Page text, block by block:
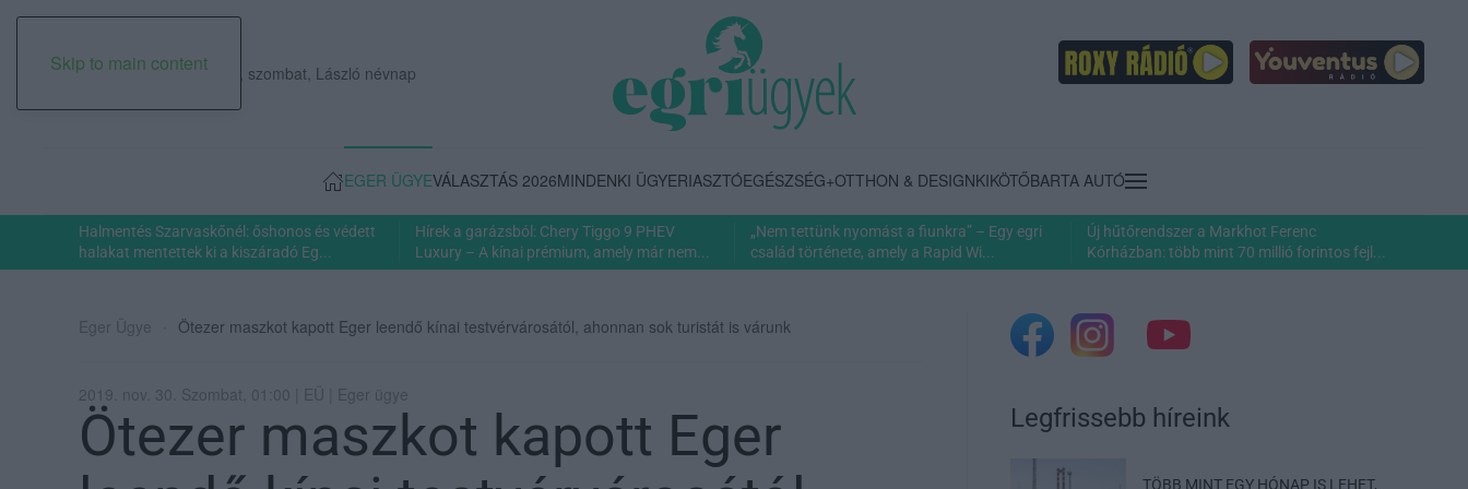
Skip to main content
2026. augusztus 08., szombat, László névnap
EGER ÜGYEVÁLASZTÁS 2026MINDENKI ÜGYERIASZTÓEGÉSZSÉG+OTTHON & DESIGNKIKÖTŐBARTA AUTÓ
Halmentés Szarvaskőnél: őshonos és védett
halakat mentettek ki a kiszáradó Eg...
Hírek a garázsból: Chery Tiggo 9 PHEV
Luxury – A kínai prémium, amely már nem...
„Nem tettünk nyomást a fiunkra” – Egy egri
család története, amely a Rapid Wi...
Új hűtőrendszer a Markhot Ferenc
Kórházban: több mint 70 millió forintos fejl...
Eger Ügye Ötezer maszkot kapott Eger leendő kínai testvérvárosától, ahonnan sok turistát is várunk
2019. nov. 30. Szombat, 01:00 | EÜ | Eger ügye
Ötezer maszkot kapott Eger
Legfrissebb híreink
TÖBB MINT EGY HÓNAP IS LEHET,